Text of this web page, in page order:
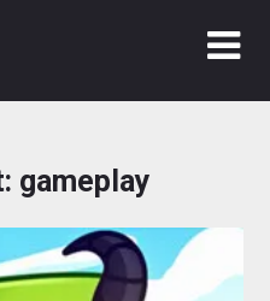
gameplay